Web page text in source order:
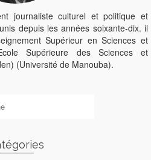
journaliste culturel et politique et
depuis les années soixante-dix. il
Supérieur en Sciences et
Supérieure des Sciences et
(Université de Manouba).